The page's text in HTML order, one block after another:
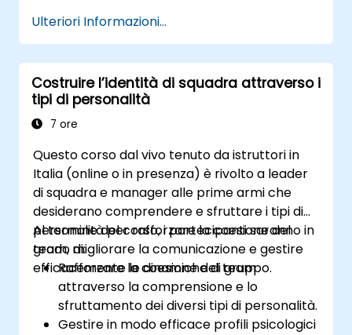
presentazione, comunicazione assertiva,
influenza sociale e narrazione scientifica in
contesti medici ad alta pressione.
Ulteriori Informazioni...
Costruire l’identità di squadra attraverso i
tipi di personalità
7 ore
Questo corso dal vivo tenuto da istruttori in
Italia (online o in presenza) è rivolto a leader
di squadra e manager alle prime armi che
desiderano comprendere e sfruttare i tipi di
personalità per rafforzare la coesione del
team, migliorare la comunicazione e gestire
efficacemente le dinamiche di gruppo.
Al termine del corso, i partecipanti saranno in
grado di:
Rafforzare la coesione del team
attraverso la comprensione e lo
sfruttamento dei diversi tipi di personalità.
Gestire in modo efficace profili psicologici